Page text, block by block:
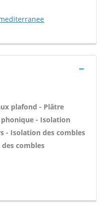
plafond - Plâtre
- Isolation
- Isolation des combles
combles